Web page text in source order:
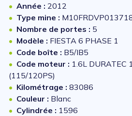
Année : 2012
Type mine :
Nombre de portes : 5
Modèle : FIESTA 6 PHASE 1
Code boîte : B5/IB5
Code moteur : 1.6L DURATEC
(115/120PS)
Kilométrage : 83086
Couleur : Blanc
Cylindrée : 1596